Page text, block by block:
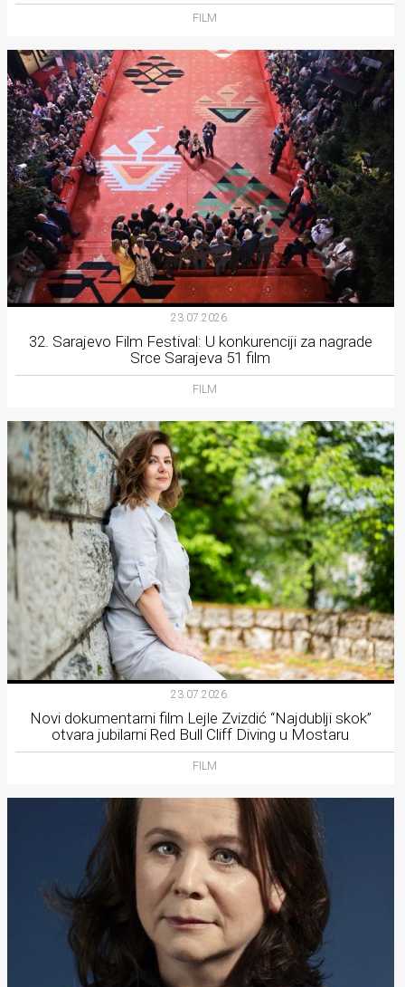
FILM
23.07.2026.
32. Sarajevo Film Festival: U konkurenciji za nagrade
Srce Sarajeva 51 film
FILM
23.07.2026.
Novi dokumentarni film Lejle Zvizdić “Najdublji skok”
otvara jubilarni Red Bull Cliff Diving u Mostaru
FILM